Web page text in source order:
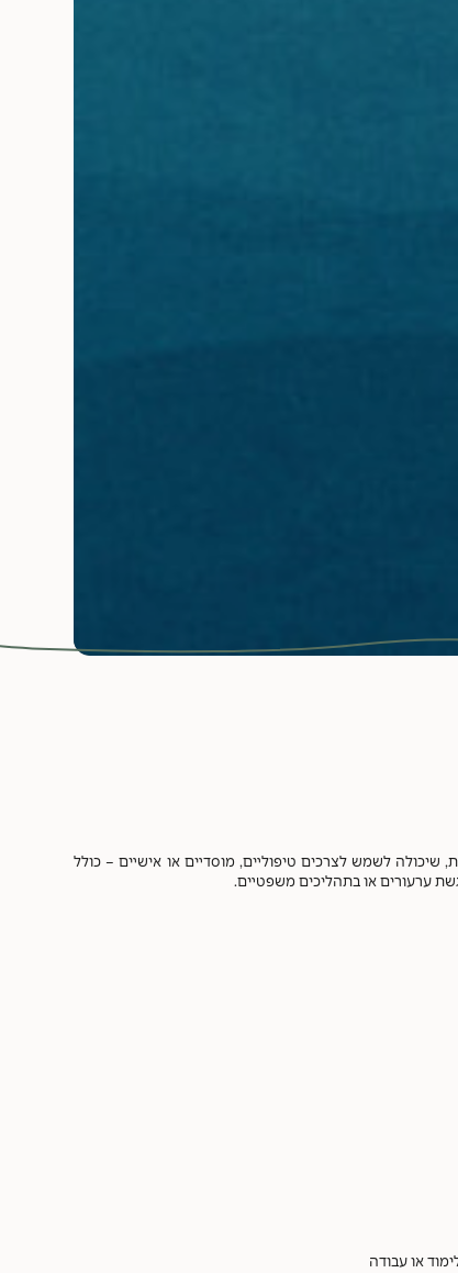
לשמש לצרכים טיפוליים, מוסדיים או אישיים – כולל
ערעורים או בתהליכים משפטיים.
או עבודה